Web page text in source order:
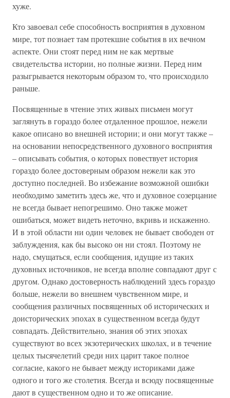
хуже.
Кто завоевал себе способность восприятия в духовном
мире, тот познает там протекшие события в их вечном
аспекте. Они стоят перед ним не как мертвые
свидетельства истории, но полные жизни. Перед ним
разыгрывается некоторым образом то, что происходило
раньше.
Посвященные в чтение этих живых письмен могут
заглянуть в гораздо более отдаленное прошлое, нежели
какое описано во внешней истории; и они могут также –
на основании непосредственного духовного восприятия
– описывать события, о которых повествует история
гораздо более достоверным образом нежели как это
доступно последней. Во избежание возможной ошибки
необходимо заметить здесь же, что и духовное созерцание
не всегда бывает непогрешимо. Оно также может
ошибаться, может видеть неточно, вкривь и искаженно.
И в этой области ни один человек не бывает свободен от
заблуждения, как бы высоко он ни стоял. Поэтому не
надо, смущаться, если сообщения, идущие из таких
духовных источников, не всегда вполне совпадают друг с
другом. Однако достоверность наблюдений здесь гораздо
больше, нежели во внешнем чувственном мире, и
сообщения различных посвященных об исторических и
доисторических эпохах в существенном всегда будут
совпадать. Действительно, знания об этих эпохах
существуют во всех экзотерических школах, и в течение
целых тысячелетий среди них царит такое полное
согласие, какого не бывает между историками даже
одного и того же столетия. Всегда и всюду посвященные
дают в существенном одно и то же описание.